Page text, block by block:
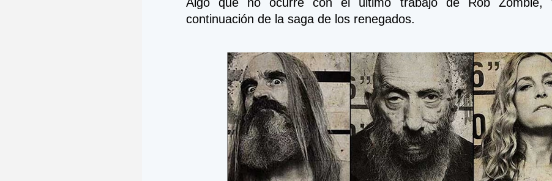
continuación de la saga de los renegados.